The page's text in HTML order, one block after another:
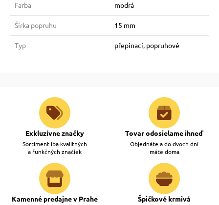
Farba modrá
Šírka popruhu 15 mm
Typ přepínací, popruhové
Exkluzívne značky
Sortiment iba kvalitných
a funkčných značiek
Tovar odosielame ihneď
Objednáte a do dvoch dní
máte doma
Kamenné predajne v Prahe Špičkové krmivá